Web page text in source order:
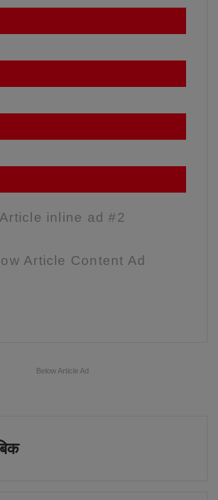
Article inline ad #2
Article Content Ad
Below Article Ad